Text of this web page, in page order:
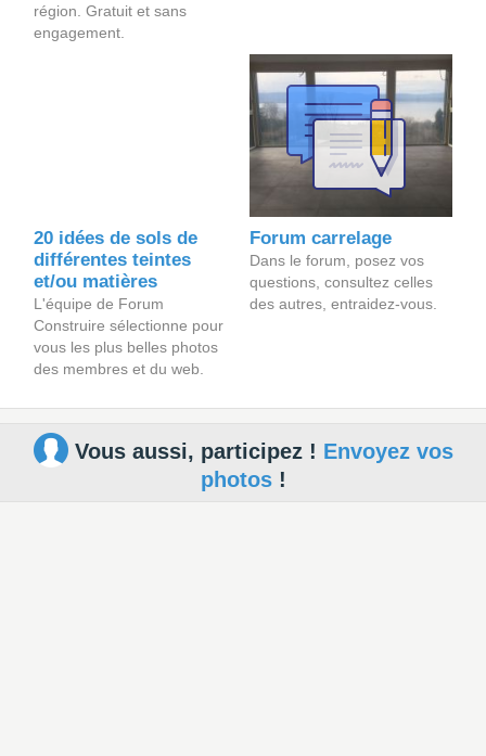
région. Gratuit et sans
engagement.
20 idées de sols de
différentes teintes
et/ou matières
L'équipe de Forum
Construire sélectionne pour
vous les plus belles photos
des membres et du web.
Forum carrelage
Dans le forum, posez vos
questions, consultez celles
des autres, entraidez-vous.
Vous aussi, participez ! Envoyez vos
photos!